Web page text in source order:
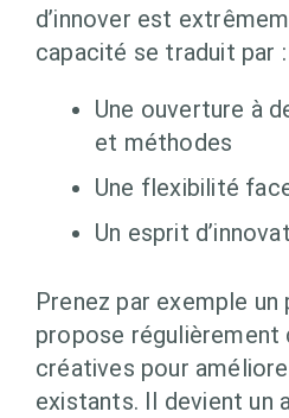
d’innover est
capacité se traduit par :
Une ouverture à
et méthodes
Une flexibilité
Un esprit
Prenez par exemple un
propose régulièrement
créatives pour
existants. Il devient un